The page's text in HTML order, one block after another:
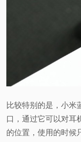
比较特别的是，小米
口，通过它可以对耳
的位置，使用的时候